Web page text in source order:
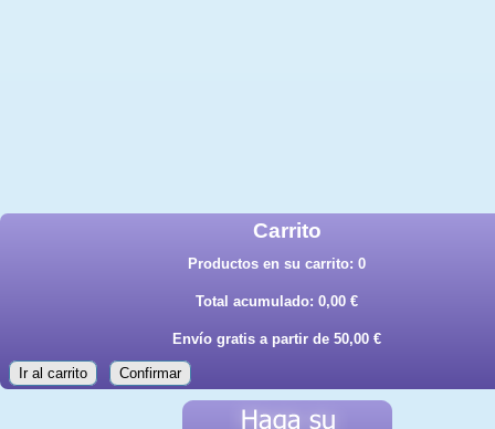
Carrito
Productos en su carrito: 0
Total acumulado: 0,00 €
Envío gratis a partir de 50,00 €
Ir al carrito Confirmar